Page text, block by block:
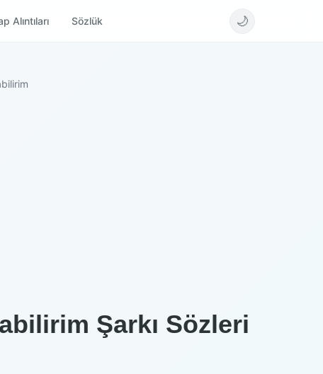
Alıntıları Sözlük 🌙
Şarkı Sözleri